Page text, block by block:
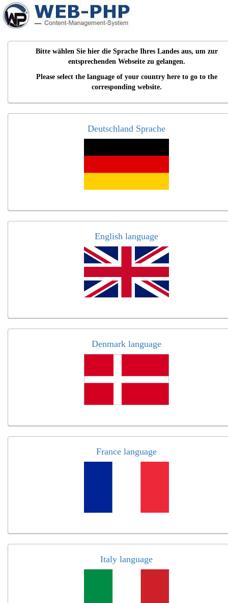
Bitte wählen Sie hier die Sprache Ihres Landes aus, um zur
entsprechenden Webseite zu gelangen.
Please select the language of your country here to go to the
corresponding website.
Deutschland Sprache
English language
Denmark language
France language
Italy language